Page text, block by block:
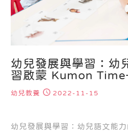
幼兒發展與學習：幼
習啟蒙 Kumon
幼兒教養 2022-11-15
幼兒發展與學習：幼兒語文能